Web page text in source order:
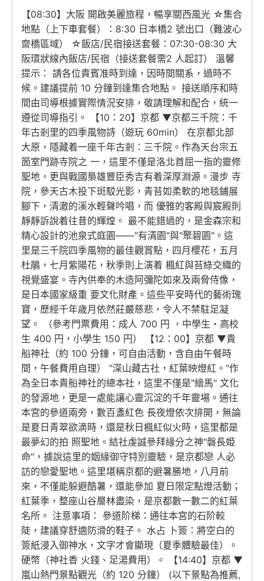
【08:30】大阪 開啟美麗旅程，暢享關西風光 ☆集合
地點（上下車套餐）：8:30 日本橋2 號出口（難波心
齋橋區域） ☆飯店/民宿接送套餐：07:30-08:30 大
阪環狀線內飯店/民宿（接送套餐需2 人起訂） 溫馨
提示： 請各位貴賓准時到達，因時間關系，過時不
候。建議提前 10 分鐘到達集合地點。 接送順序和時
間由司導根據實際情況安排，敬請理解和配合，統一
遵從司導指引。 【10：20】京都 ▼京都三千院：千
年古剎里的四季風物詩（遊玩 60min） 在京都北部
大原，隱藏着一座千年古剎：三千院。作為天台宗五
箇室門跡寺院之 一，這里不僅是洛北首屈一指的靈修
聖地，更與戰國梟雄豐臣秀吉有着深厚淵源。漫步 寺
院，參天古木投下斑駁光影，青苔如柔軟的地毯鋪展
腳下，清澈的溪水輕聲吟唱，而 優雅的客殿與宸殿則
靜靜訴說着往昔的輝煌。 最不能錯過的，是金森宗和
精心設計的池泉式庭園——"有清園"與"聚碧園"。這
里是三千院四季風物的最佳觀賞點，四月櫻花，五月
杜鵑，七月紫陽花，秋季則上演着 楓紅與苔綠交織的
視覺盛宴。寺內供奉的木造阿彌陀如來及兩脅侍像，
是日本國家級重 要文化財產。這些平安時代的藝術瑰
寶，歷經千年歲月依然莊嚴慈悲，令人不禁駐足凝
望。 （參考門票費用：成人 700 円 ，中學生・高校
生 400 円，小學生 150 円） 【12：00】京都 ▼貴
船神社（約 100 分鐘，可自由活動，含自由午餐時
間，午餐費用自理） "深山藏古社，紅葉映燈紅。"作
為全日本貴船神社的總本社，這里不僅是"繪馬" 文化
的發源地，更是一處能讓心靈沉淀的千年靈場。通往
本宮的參道兩旁，數百盞紅色 長夜燈依次排開，無論
是夏日青翠欲滴時，還是秋日楓紅似火時，這里都是
最夢幻的拍 照聖地。結社虔誠參拜緣分之神"磐長姫
命"，據說這里的姻緣御守特別靈驗，是京都戀 人必
訪的戀愛聖地。這里堪稱京都的避暑勝地，八月前
來，不僅能躲避酷暑，還能參加 夏日限定點燈活動；
紅葉季，整座山谷層林盡染，是京都數一數二的紅葉
名所。 注意事項： 參道阶梯：通往本宮的石阶較
陡，建議穿舒適防滑的鞋子。 水占 卜簽：將空白的
簽紙浸入御神水，文字才會顯現（夏季體驗最佳）。
硬幣（神社香 火錢、足湯費用）。 【14:40】京都 ▼
嵐山熱門景點觀光（約 120 分鐘） (以下景點為推薦,